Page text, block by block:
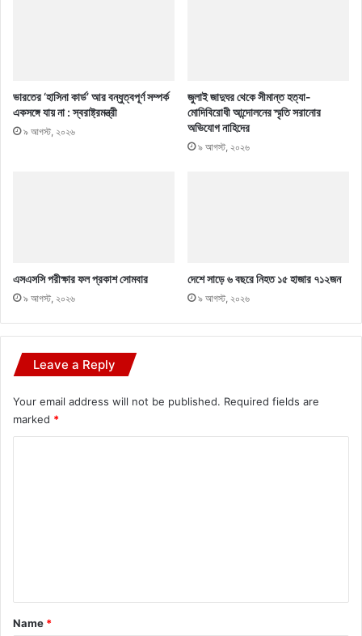
ভারতের ‘হাসিনা কার্ড’ আর বন্ধুত্বপূর্ণ সম্পর্ক
একসঙ্গে যায় না : স্বরাষ্ট্রমন্ত্রী
৯ আগস্ট, ২০২৬
জুলাই জাদুঘর থেকে সীমান্ত হত্যা-
মোদিবিরোধী আন্দোলনের স্মৃতি সরানোর
অভিযোগ নাহিদের
৯ আগস্ট, ২০২৬
এসএসসি পরীক্ষার ফল প্রকাশ সোমবার
৯ আগস্ট, ২০২৬
দেশে সাড়ে ৬ বছরে নিহত ১৫ হাজার ৭১২জন
৯ আগস্ট, ২০২৬
Leave a Reply
Your email address will not be published. Required fields are
marked *
*
Name *